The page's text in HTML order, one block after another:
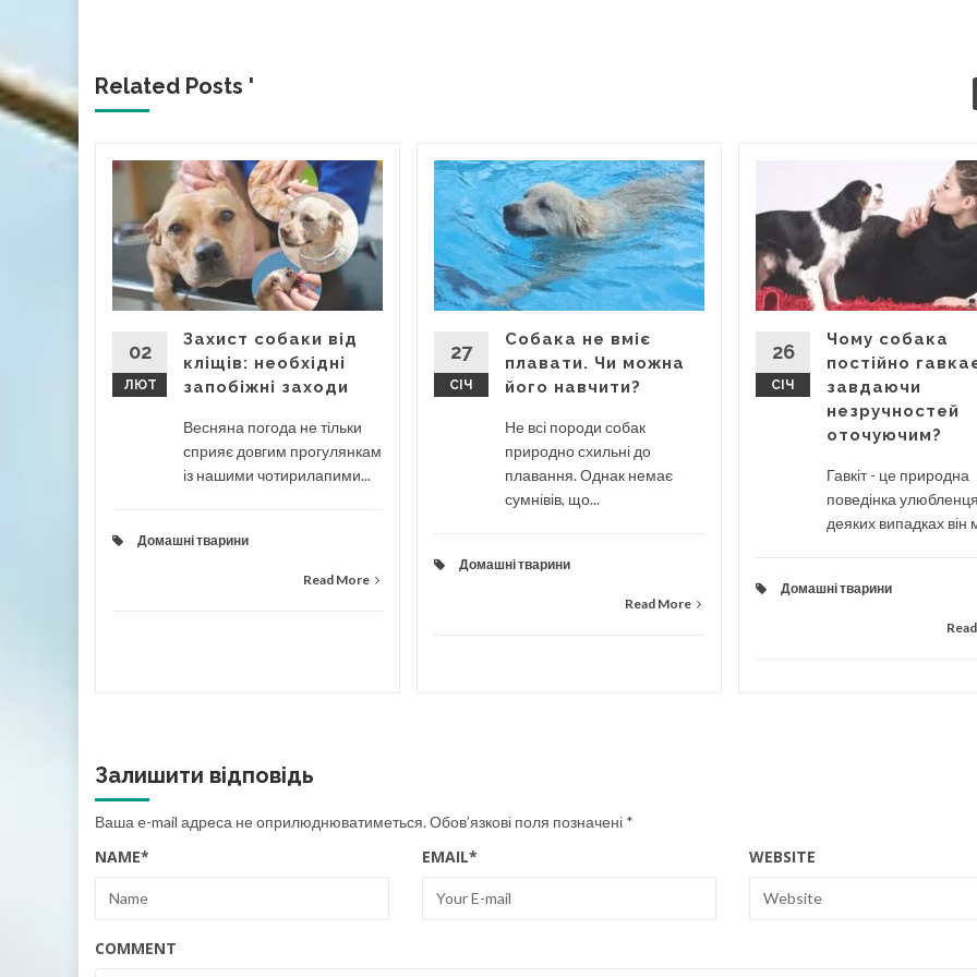
Related Posts '
02
ЛЮТ
Захист собаки від
кліщів: необхідні
запобіжні заходи
Весняна погода не тільки
сприяє довгим прогулянкам
із нашими чотирилапими...
Домашні тварини
Read More
27
СІЧ
Собака не вміє
плавати. Чи можна
його навчити?
Не всі породи собак
природно схильні до
плавання. Однак немає
сумнівів, що...
Домашні тварини
Read More
26
СІЧ
Чому собака
постійно
завдаючи
незручностей
оточуючим?
Гавкіт - це природна
поведінка
деяких випадках він
Домашні тварини
Залишити відповідь
Ваша e-mail адреса не оприлюднюватиметься.Обов’язкові поля позначені *
NAME* EMAIL* WEBSITE
COMMENT